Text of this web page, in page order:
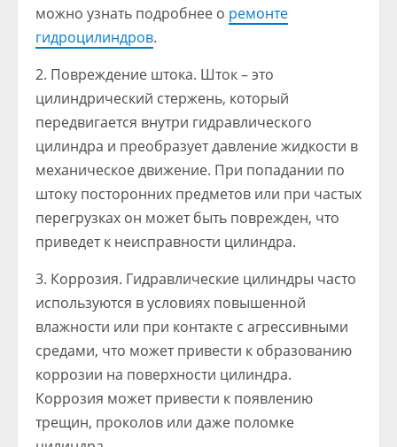
можно узнать подробнее о ремонте
гидроцилиндров.
2. Повреждение штока. Шток – это
цилиндрический стержень, который
передвигается внутри гидравлического
цилиндра и преобразует давление жидкости в
механическое движение. При попадании по
штоку посторонних предметов или при частых
перегрузках он может быть поврежден, что
приведет к неисправности цилиндра.
3. Коррозия. Гидравлические цилиндры часто
используются в условиях повышенной
влажности или при контакте с агрессивными
средами, что может привести к образованию
коррозии на поверхности цилиндра.
Коррозия может привести к появлению
трещин, проколов или даже поломке